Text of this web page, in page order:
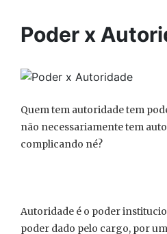
Poder x
Quem tem autoridade tem
não necessariamente tem
complicando né?
Autoridade é o poder
poder dado pelo cargo, por